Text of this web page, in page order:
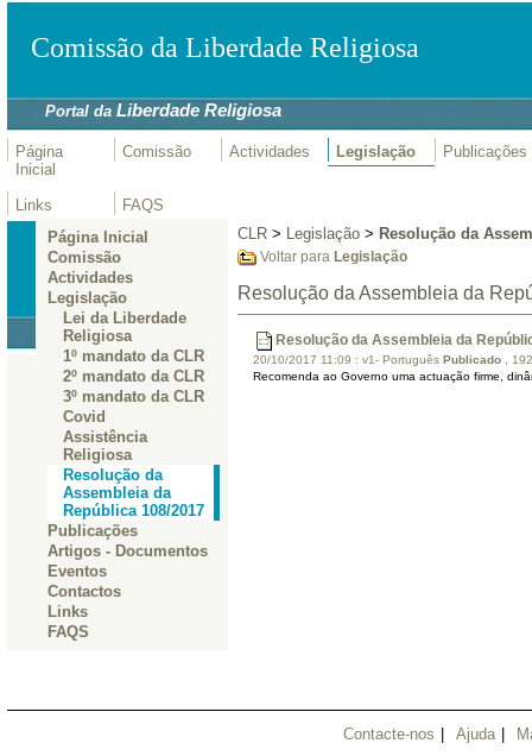
Comissão da Liberdade Religiosa
Portal daLiberdade Religiosa
Página
Inicial
Comissão Actividades Legislação Publicações
Links
FAQS
Página Inicial
Comissão
Actividades
Legislação
Lei da Liberdade
Religiosa
1º mandato da CLR
2º mandato da CLR
3º mandato da CLR
Covid
Assistência
Religiosa
Resolução da
Assembleia da
República 108/2017
Publicações
Artigos - Documentos
Eventos
Contactos
Links
FAQS
CLR> Legislação> Resolução da
Voltar para Legislação
Resolução da Assembleia da
Resolução da Assembleia da
20/10/2017 11:09 :v1- PortuguêsPublicado ,
Recomenda ao Governo uma actuação firme,
Contacte-nos Ajuda